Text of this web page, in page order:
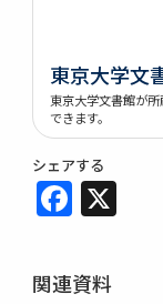
東京大学文
東京大学文書館が
できます。
シェアする
関連資料